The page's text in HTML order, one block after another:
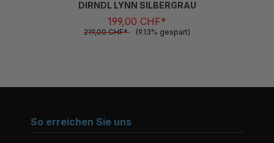
199,00 CHF*
219,00 CHF* (9.13% gespart)
So erreichen Sie uns